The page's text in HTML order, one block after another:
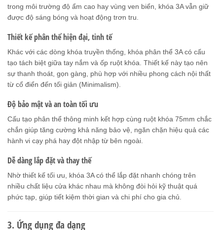
trong môi trường độ ẩm cao hay vùng ven biển, khóa 3A vẫn giữ
được độ sáng bóng và hoạt động trơn tru.
Thiết kế phân thể hiện đại, tinh tế
Khác với các dòng khóa truyền thống, khóa phân thể 3A có cấu
tạo tách biệt giữa tay nắm và ốp ruột khóa. Thiết kế này tạo nên
sự thanh thoát, gọn gàng, phù hợp với nhiều phong cách nội thất
từ cổ điển đến tối giản (Minimalism).
Độ bảo mật và an toàn tối ưu
Cấu tạo phân thể thông minh kết hợp cùng ruột khóa 75mm chắc
chắn giúp tăng cường khả năng bảo vệ, ngăn chặn hiệu quả các
hành vi cạy phá hay đột nhập từ bên ngoài.
Dễ dàng lắp đặt và thay thế
Nhờ thiết kế tối ưu, khóa 3A có thể lắp đặt nhanh chóng trên
nhiều chất liệu cửa khác nhau mà không đòi hỏi kỹ thuật quá
phức tạp, giúp tiết kiệm thời gian và chi phí cho gia chủ.
3. Ứng dụng đa dạng